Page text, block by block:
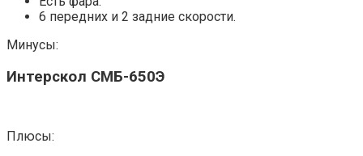
6 передних и 2 задние скорости.
Минусы:
Интерскол СМБ-650Э
Плюсы: